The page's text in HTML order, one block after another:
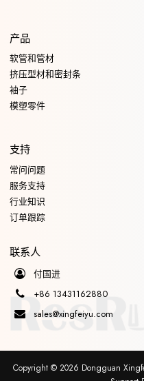
产品
软管和管材
挤压型材和密封条
袖子
模塑零件
支持
常问问题
服务支持
行业知识
订单跟踪
联系人
付国进
+86 13431162880
sales@xingfeiyu.com
Copyright © 2026 Dongguan